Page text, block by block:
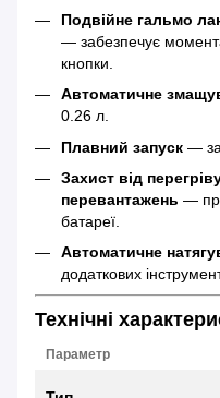
Подвійне гальмо
— забезпечує
кнопки.
Автоматичне
0.26 л.
Плавний запуск —
Захист від
перевантажень —
батареї.
Автоматичне
додаткових
Технічні
Параметр